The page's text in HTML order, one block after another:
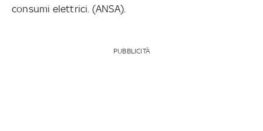
consumi elettrici. (ANSA).
PUBBLICITÀ